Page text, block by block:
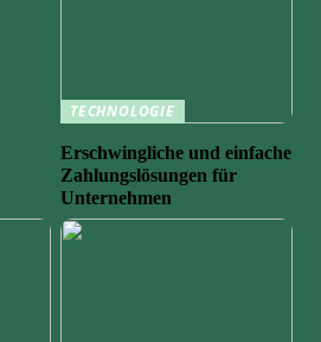
TECHNOLOGIE
Erschwingliche und einfache
Zahlungslösungen für
Unternehmen